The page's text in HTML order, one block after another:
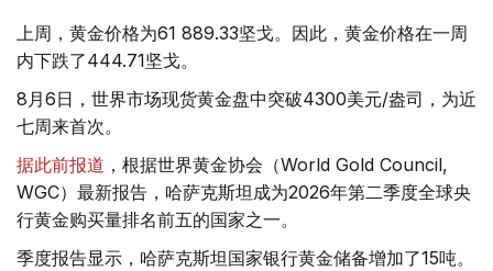
上周，黄金价格为61 889.33坚戈。因此，黄金价格在一周
内下跌了444.71坚戈。
8月6日，世界市场现货黄金盘中突破4300美元/盎司，为近
七周来首次。
据此前报道 ，根据世界黄金协会（World Gold Council,
WGC）最新报告，哈萨克斯坦成为2026年第二季度全球央
行黄金购买量排名前五的国家之一。
季度报告显示，哈萨克斯坦国家银行黄金储备增加了15吨。